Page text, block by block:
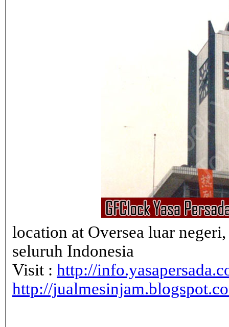
location at Oversea luar
seluruh Indonesia
Visit : http://
http://